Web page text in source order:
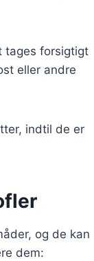
tages forsigtigt
eller andre
indtil de er
og de kan
dem: